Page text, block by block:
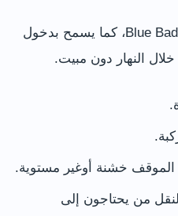
توجد أماكن محددة لحاملي Blue Badge، كما يسمح بدخول
خلال النهار دون مبيت.
خشنة أوغير مستوية.
لنقل من يحتاجون إلى